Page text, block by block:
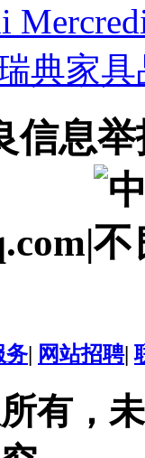
典家
信息
务 网站招聘|
有，